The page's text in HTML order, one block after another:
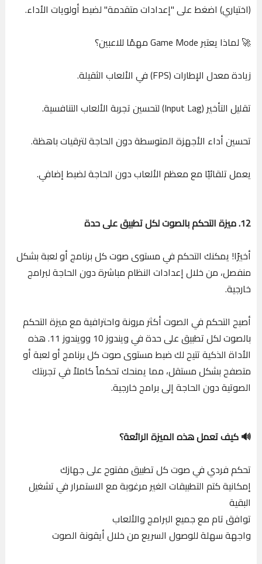
(اختياري) اضغط على "إعدادات متقدمة" لضبط أولويات الأداء.
🚀 لماذا يعتبر Game Mode مهمًا للاعبين؟
زيادة معدل الإطارات (FPS) في الألعاب الثقيلة.
تقليل التأخير (Input Lag) لتحسين تجربة الألعاب التنافسية.
تحسين أداء الأجهزة المتوسطة دون الحاجة لترقيات باهظة.
يعمل تلقائيًا مع معظم الألعاب دون الحاجة لضبط إضافي.
12. ميزة التحكم بالصوت لكل تطبيق على حدة
أخيرًا! يمكنك التحكم في مستوى صوت كل برنامج أو لعبة بشكل
منفصل، من خلال إعدادات النظام مباشرة دون الحاجة لبرامج
خارجية.
أصبح التحكم في الصوت أكثر مرونة واحترافية مع ميزة التحكم
بالصوت لكل تطبيق على حدة في ويندوز 10 وويندوز 11. هذه
الأداة الذكية تتيح لك ضبط مستوى صوت كل برنامج أو لعبة أو
متصفح بشكل مستقل، مما يمنحك تحكماً كاملاً في تجربتك
الصوتية دون الحاجة إلى برامج خارجية.
🔊 كيف تعمل هذه الميزة الرائعة؟
تحكم فردي في صوت كل تطبيق مفتوح على جهازك
إمكانية كتم التطبيقات الغير مرغوبة مع الاستمرار في تشغيل
البقية
توافق تام مع جميع البرامج والألعاب
واجهة سهلة للوصول السريع من خلال أيقونة الصوت